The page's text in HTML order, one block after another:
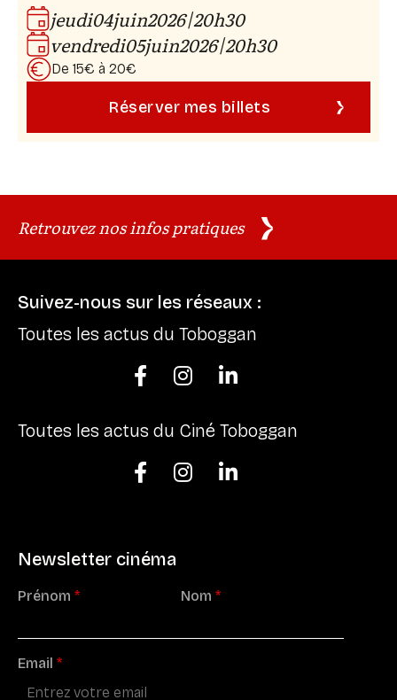
jeudi04juin2026|20h30
vendredi05juin2026|20h30
De 15€ à 20€
Réserver mes billets
Retrouvez nos infos pratiques
Suivez-nous sur les réseaux :
Toutes les actus du Toboggan

 
Toutes les actus du Ciné Toboggan

 
Newsletter cinéma
Prénom * Nom *
Email *